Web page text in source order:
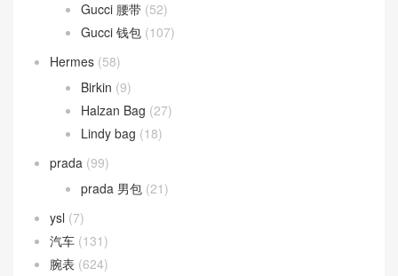
Gucci 腰带 (52)
Gucci 钱包 (107)
Hermes (58)
Birkin (9)
Halzan Bag (27)
Lindy bag (18)
prada (99)
prada 男包 (21)
ysl (7)
汽车 (131)
腕表 (624)